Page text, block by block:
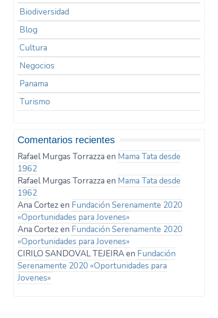
Biodiversidad
Blog
Cultura
Negocios
Panama
Turismo
Comentarios recientes
Rafael Murgas Torrazza en Mama Tata desde
1962
Rafael Murgas Torrazza en Mama Tata desde
1962
Ana Cortezen Fundación Serenamente 2020
«Oportunidades para Jovenes»
Ana Cortezen Fundación Serenamente 2020
«Oportunidades para Jovenes»
CIRILO SANDOVAL TEJEIRAen Fundación
Serenamente 2020 «Oportunidades para
Jovenes»